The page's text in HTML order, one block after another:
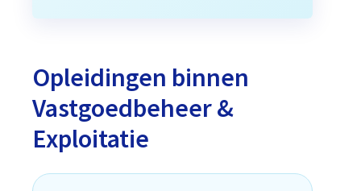
Opleidingen binnen
Vastgoedbeheer &
Exploitatie